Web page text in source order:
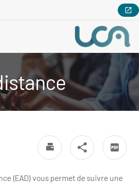
(EAD) vous permet de suivre une